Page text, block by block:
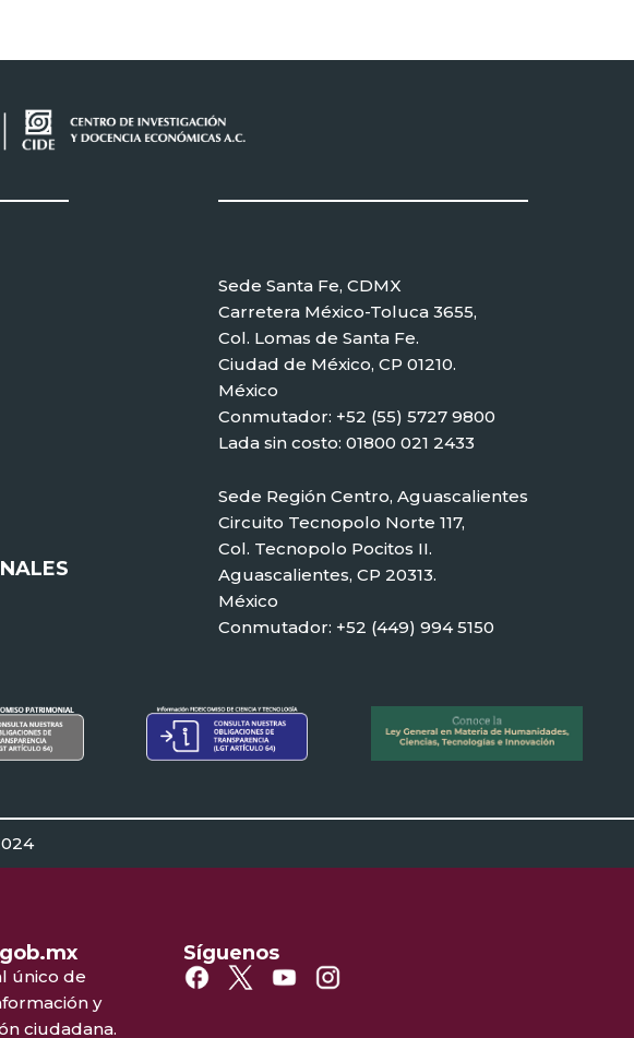
Sede Santa Fe, CDMX
Carretera México-Toluca 3655,
Col. Lomas de Santa Fe.
Ciudad de México, CP 01210.
México
Conmutador: +52 (55) 5727 9800
Lada sin costo: 01800 021 2433
Sede Región Centro, Aguascalientes
Circuito Tecnopolo Norte 117,
Col. Tecnopolo Pocitos II.
Aguascalientes, CP 20313.
México
Conmutador: +52 (449) 994 5150
único de
y
ciudadana.
Síguenos